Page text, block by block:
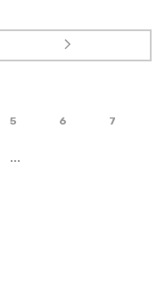
5 6 7
...